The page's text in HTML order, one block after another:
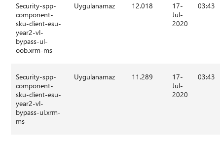
Security-spp-
component-
sku-client-esu-
year2-vl-
bypass-ul-
oob.xrm-ms
Uygulanamaz 12.018
17-
Jul-
2020
03:43
Security-spp-
component-
sku-client-esu-
year2-vl-
bypass-ul.xrm-
ms
Uygulanamaz 11.289
17-
Jul-
2020
03:43